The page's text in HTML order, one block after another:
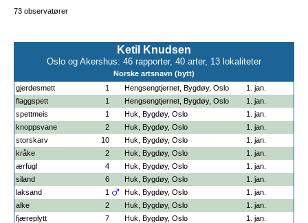
73 observatører
Ketil Knudsen
Oslo og Akershus: 46 rapporter, 40 arter, 13 lokaliteter
Norske artsnavn (bytt)
gjerdesmett
1 Hengsengtjernet, Bygdøy, Oslo
1. jan.
flaggspett
1 Hengsengtjernet, Bygdøy, Oslo
1. jan.
spettmeis
1 Huk, Bygdøy, Oslo
1. jan.
knoppsvane
2 Huk, Bygdøy, Oslo
1. jan.
storskarv
10 Huk, Bygdøy, Oslo
1. jan.
kråke
2 Huk, Bygdøy, Oslo
1. jan.
ærfugl
4 Huk, Bygdøy, Oslo
1. jan.
siland
6 Huk, Bygdøy, Oslo
1. jan.
laksand
1 Huk, Bygdøy, Oslo
1. jan.
alke
2 Huk, Bygdøy, Oslo
1. jan.
fjæreplytt
7 Huk, Bygdøy, Oslo
1. jan.